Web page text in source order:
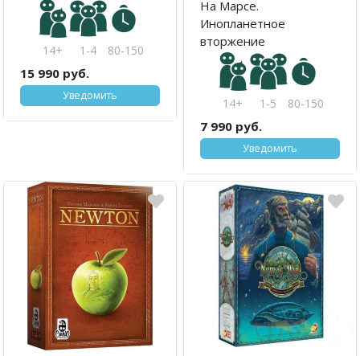
14+ 1-4 80-150
15 990 руб.
Уведомить
На Марсе.
Инопланетное
вторжение
14+ 1-5 80-150
7 990 руб.
Уведомить